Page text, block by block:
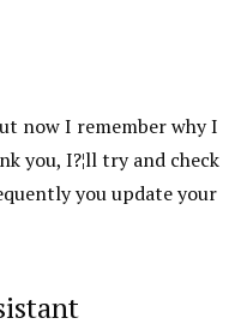
now I remember why I
you, I?¦ll try and check
you update your